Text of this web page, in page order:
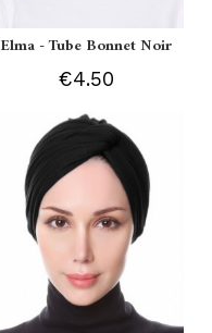
Elma - Tube Bonnet Noir
€4.50